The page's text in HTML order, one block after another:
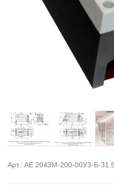
Арт.: АЕ 2043М-200-00У3-Б-